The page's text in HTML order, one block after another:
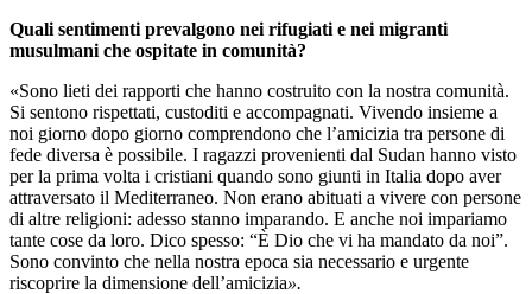
Quali sentimenti prevalgono nei rifugiati e nei migranti
musulmani che ospitate in comunità?
«Sono lieti dei rapporti che hanno costruito con la nostra comunità.
Si sentono rispettati, custoditi e accompagnati. Vivendo insieme a
noi giorno dopo giorno comprendono che l’amicizia tra persone di
fede diversa è possibile. I ragazzi provenienti dal Sudan hanno visto
per la prima volta i cristiani quando sono giunti in Italia dopo aver
attraversato il Mediterraneo. Non erano abituati a vivere con persone
di altre religioni: adesso stanno imparando. E anche noi impariamo
tante cose da loro. Dico spesso: “È Dio che vi ha mandato da noi”.
Sono convinto che nella nostra epoca sia necessario e urgente
riscoprire la dimensione dell’amicizia».